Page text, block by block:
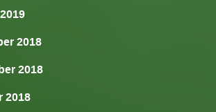
2018
2018
2018